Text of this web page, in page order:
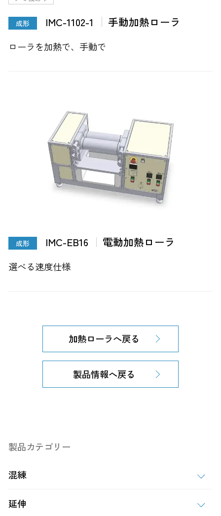
成形 IMC-1102-1 手動加熱ローラ
ローラを加熱で、手動で
成形 IMC-EB16 電動加熱ローラ
選べる速度仕様
加熱ローラへ戻る
製品情報へ戻る
製品カテゴリー
混練
延伸